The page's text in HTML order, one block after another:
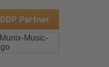
DDP Partner